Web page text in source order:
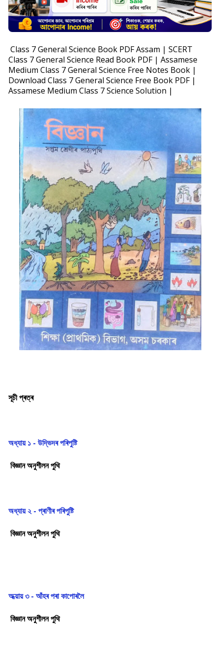
Class 7 General Science Book PDF Assam | SCERT
Class 7 General Science Read Book PDF | Assamese
Medium Class 7 General Science Free Notes Book |
Download Class 7 General Science Free Book PDF |
Assamese Medium Class 7 Science Solution |
সূচী প্ৰত্ৰ
অধ্যায় ১ - উদ্ভিদৰ পৰিপুষ্টি
বিজ্ঞান অনুশীলন পুথি
অধ্যায় ২ - প্ৰাণীৰ পৰিপুষ্টি
বিজ্ঞান অনুশীলন পুথি
অধ্য়ায় ৩ - আঁহৰ পৰা কাপোৰলৈ
বিজ্ঞান অনুশীলন পুথি